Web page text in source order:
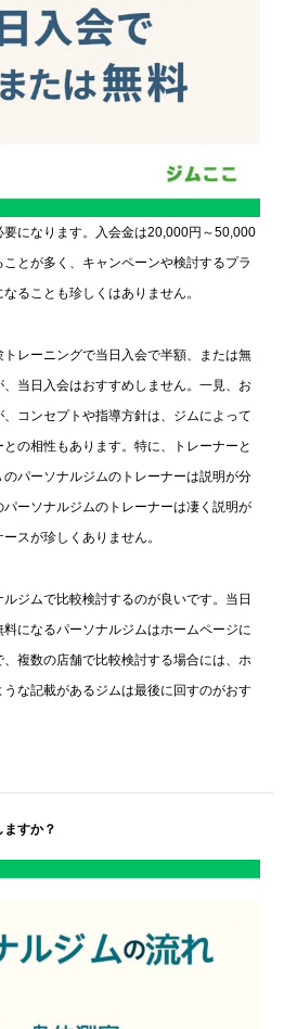
になります。入会金は20,000円～50,000
とが多く、キャンペーンや検討するプラ
ることも珍しくはありません。
レーニングで当日入会で半額、または無
当日入会はおすすめしません。一見、お
コンセプトや指導方針は、ジムによって
の相性もあります。特に、トレーナーと
パーソナルジムのトレーナーは説明が分
ーソナルジムのトレーナーは凄く説明が
スが珍しくありません。
ジムで比較検討するのが良いです。当日
になるパーソナルジムはホームページに
複数の店舗で比較検討する場合には、ホ
な記載があるジムは最後に回すのがおす
すか？